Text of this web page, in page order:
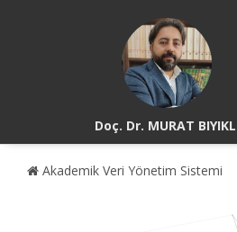
Doç. Dr. MURAT
Akademik Veri Yönetim Sistemi